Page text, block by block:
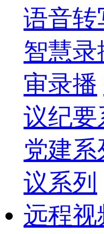
语音转
智慧
审录播
议纪要
党建系
议系列
远程视